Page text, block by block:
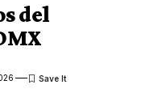
del